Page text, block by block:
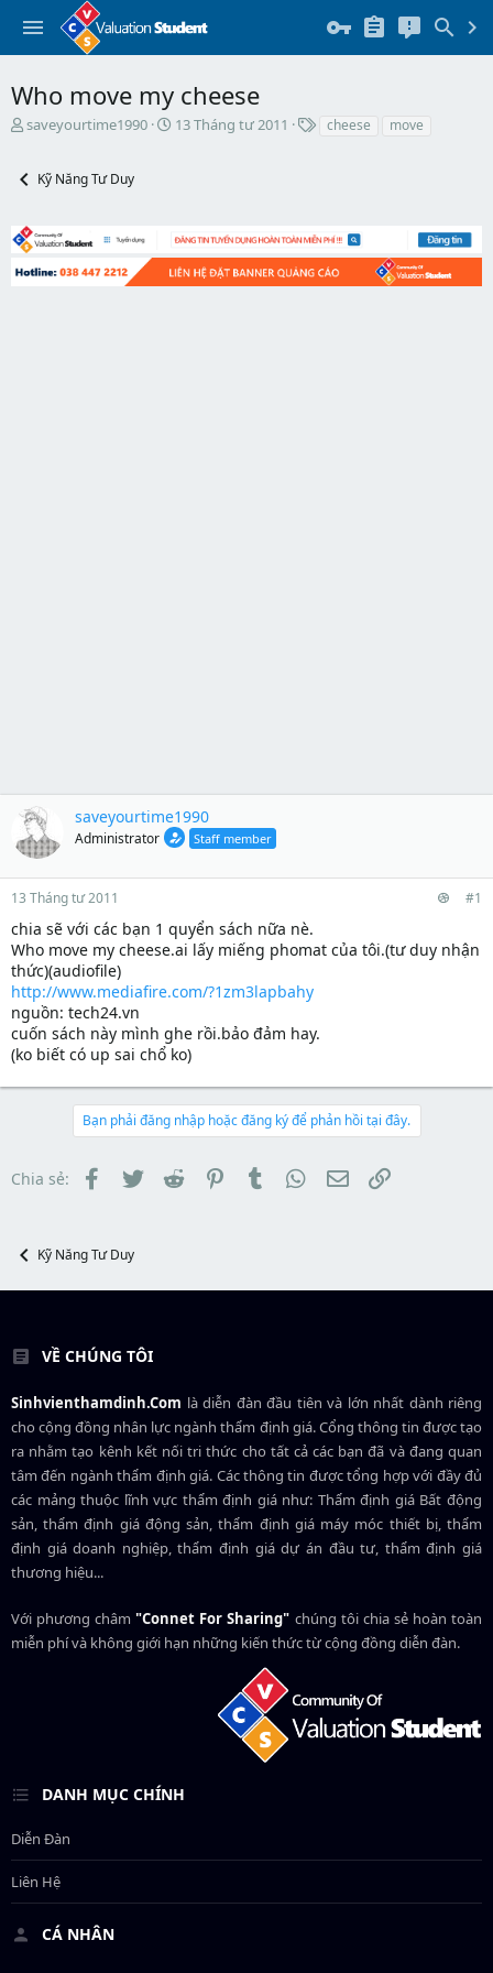
Who move my cheese
T
e
d
s
a
saveyourtime1990
N
t
đ
ầ
13 Tháng tư 2011 cheese move
Kỹ Năng Tư Duy
saveyourtime1990
Administrator Staff member
13 Tháng tư 2011 #1
chia sẽ với các bạn 1 quyển sách nữa nè.
Who move my cheese.ai lấy miếng phomat của tôi.(tư duy nhận
thức)(audiofile)
http://www.mediafire.com/?1zm3lapbahy
nguồn: tech24.vn
cuốn sách này mình ghe rồi.bảo đảm hay.
(ko biết có up sai chổ ko)
Bạn phải đăng nhập hoặc đăng ký để phản hồi tại đây.
Chia sẻ: Facebook
TwitterReddit PinterestTumblr WhatsApp
EmailLink
Kỹ Năng Tư Duy
VỀ CHÚNG TÔI
Sinhvienthamdinh.Com là diễn đàn đầu tiên và lớn nhất dành riêng
cho cộng đồng nhân lực ngànhthẩm định giá. Cổng thông tin được tạo
ra nhằm tạo kênh kết nối tri thức cho tất cả các bạn đã và đang quan
tâm đến ngành thẩm định giá. Các thông tin được tổng hợp với đầy đủ
các mảng thuộc lĩnh vực thẩm định giá như: Thẩm định giá Bất động
sản, thẩm định giá động sản, thẩm định giá máy móc thiết bị, thẩm
định giá doanh nghiệp, thẩm định giá dự án đầu tư, thẩm định giá
thương hiệu...
Với phương châm"Connet For Sharing" chúng tôi chia sẻ hoàn toàn
miễn phí và không giới hạn những kiến thức từ cộng đồng diễn đàn.
DANH MỤC CHÍNH
Diễn Đàn
Liên Hệ
CÁ NHÂN